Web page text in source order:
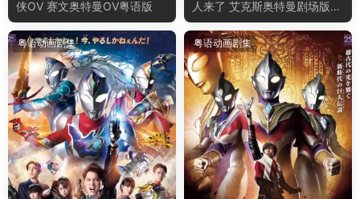
侠OV 赛文奥特曼OV粤语版
人来了 艾克斯奥特曼剧场版：
来了！我们的奥特曼粤语版
粤语动画剧集 粤语动画剧集